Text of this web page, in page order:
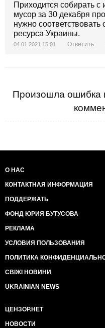
Приходится собирать
мусор за 30 декабря
нужно
ресурса Украины.
04.01.2021 15:01 Ответить
Произошла ошибка
О НАС
КОНТАКТНАЯ ИНФОРМАЦИЯ
ПОДДЕРЖАТЬ
ФОНД ЮРИЯ БУТУСОВА
РЕКЛАМА
УСЛОВИЯ ПОЛЬЗОВАНИЯ
ПОЛИТИКА
СВІЖІ НОВИНИ
UKRAINIAN NEWS
ЦЕНЗОР.НЕТ
НОВОСТИ